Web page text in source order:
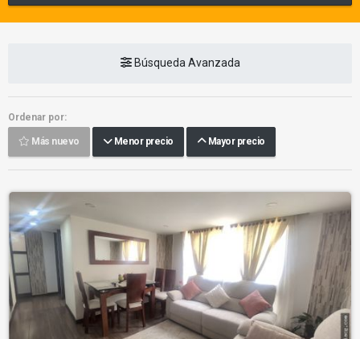
Búsqueda Avanzada
Ordenar por:
Más nuevo Menor precio Mayor precio